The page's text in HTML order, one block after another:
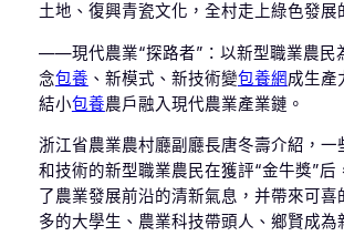
土地、復興青瓷文化，全村走上綠色發展
——現代農業“探路者”：以新型職業農民
念包養 、新模式、新技術變包養網成生產
結小包養農戶融入現代農業產業鏈。
浙江省農業農村廳副廳長唐冬壽介紹，一
和技術的新型職業農民在獲評“金牛獎”后
了農業發展前沿的清新氣息，并帶來可喜
多的大學生、農業科技帶頭人、鄉賢成為